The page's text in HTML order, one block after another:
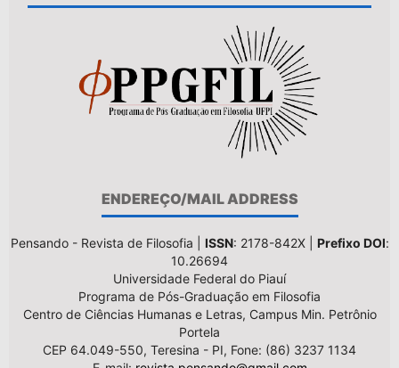
ENDEREÇO/MAIL ADDRESS
Pensando - Revista de Filosofia | ISSN: 2178-842X | Prefixo DOI:
10.26694
Universidade Federal do Piauí
Programa de Pós-Graduação em Filosofia
Centro de Ciências Humanas e Letras, Campus Min. Petrônio
Portela
CEP 64.049-550, Teresina - PI, Fone: (86) 3237 1134